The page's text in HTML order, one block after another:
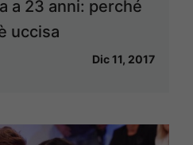
a 23 anni: perché
uccisa
Dic 11, 2017